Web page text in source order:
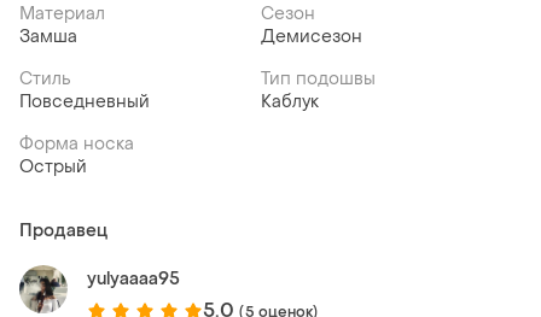
Материал
Замша
Сезон
Демисезон
Стиль
Повседневный
Тип подошвы
Каблук
Форма носка
Острый
Продавец
yulyaaaa95
5.0 (5 оценок)